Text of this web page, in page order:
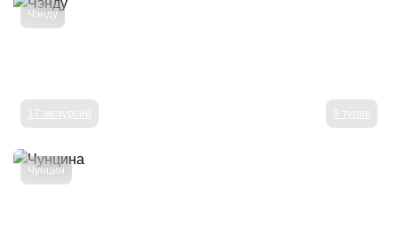
Чэнду
9 туров
17 экскурсий
Чунцин